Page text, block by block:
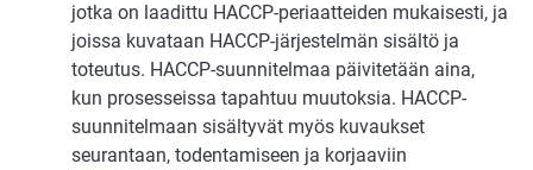
jotka on laadittu HACCP-periaatteiden mukaisesti, ja
joissa kuvataan HACCP-järjestelmän sisältö ja
toteutus. HACCP-suunnitelmaa päivitetään aina,
kun prosesseissa tapahtuu muutoksia. HACCP-
suunnitelmaan sisältyvät myös kuvaukset
seurantaan, todentamiseen ja korjaaviin